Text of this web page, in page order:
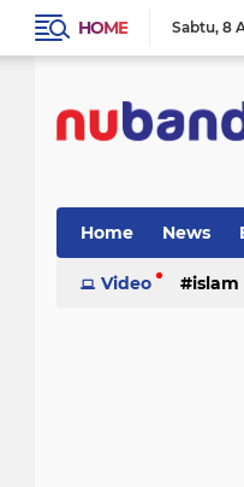
HOME Sabtu 8
Home News
Video islam